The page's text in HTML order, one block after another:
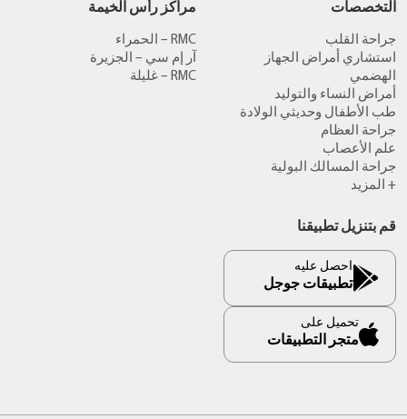
التخصصات
جراحة القلب
استشاري أمراض الجهاز
الهضمي
أمراض النساء والتوليد
طب الأطفال وحديثي الولادة
جراحة العظام
علم الأعصاب
جراحة المسالك البولية
+ المزيد
مراكز رأس الخيمة
RMC – الحمراء
آر إم سي – الجزيرة
RMC – غليلة
قم بتنزيل تطبيقنا
احصل عليه
تطبيقات جوجل
تحميل على
متجر التطبيقات